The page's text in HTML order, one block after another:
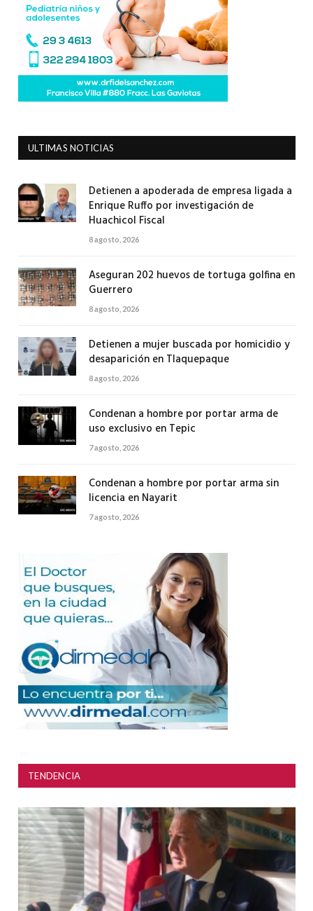
ULTIMAS NOTICIAS
Detienen a apoderada de empresa ligada a
Enrique Ruffo por investigación de
Huachicol Fiscal
8 agosto, 2026
Aseguran 202 huevos de tortuga golfina en
Guerrero
8 agosto, 2026
Detienen a mujer buscada por homicidio y
desaparición en Tlaquepaque
8 agosto, 2026
Condenan a hombre por portar arma de
uso exclusivo en Tepic
7 agosto, 2026
Condenan a hombre por portar arma sin
licencia en Nayarit
7 agosto, 2026
TENDENCIA